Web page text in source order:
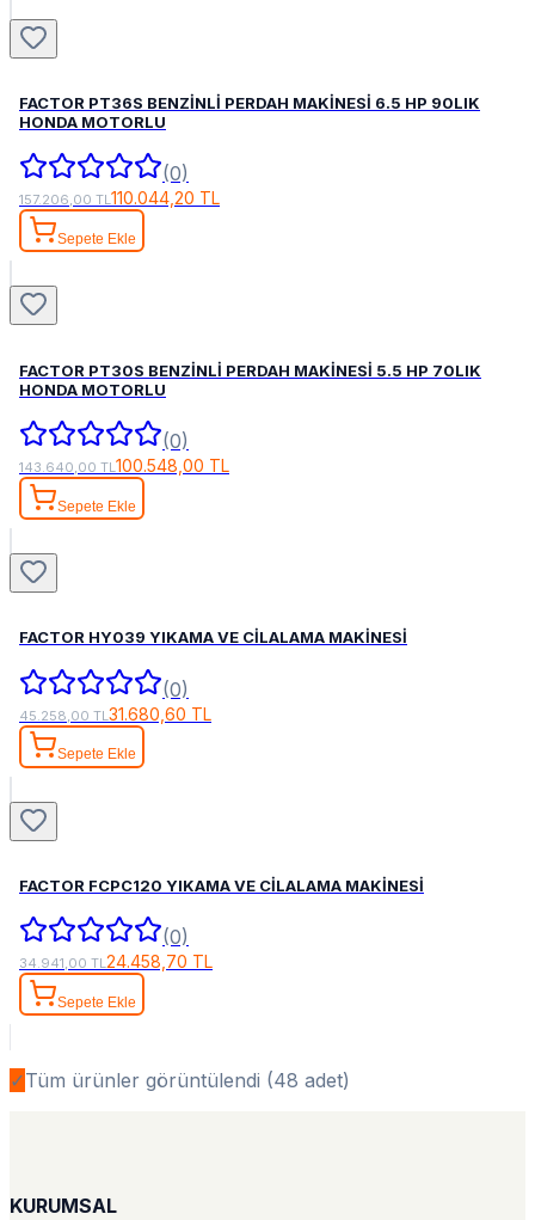
FACTOR PT36S BENZİNLİ PERDAH MAKİNESİ 6.5 HP 90LIK
HONDA MOTORLU
(0)
157.206,00 TL110.044,20 TL
Sepete Ekle
FACTOR PT30S BENZİNLİ PERDAH MAKİNESİ 5.5 HP 70LIK
HONDA MOTORLU
(0)
143.640,00 TL100.548,00 TL
Sepete Ekle
FACTOR HY039 YIKAMA VE CİLALAMA MAKİNESİ
(0)
45.258,00 TL 31.680,60 TL
Sepete Ekle
FACTOR FCPC120 YIKAMA VE CİLALAMA MAKİNESİ
(0)
34.941,00 TL24.458,70 TL
Sepete Ekle
✓Tüm ürünler görüntülendi (48 adet)
KURUMSAL